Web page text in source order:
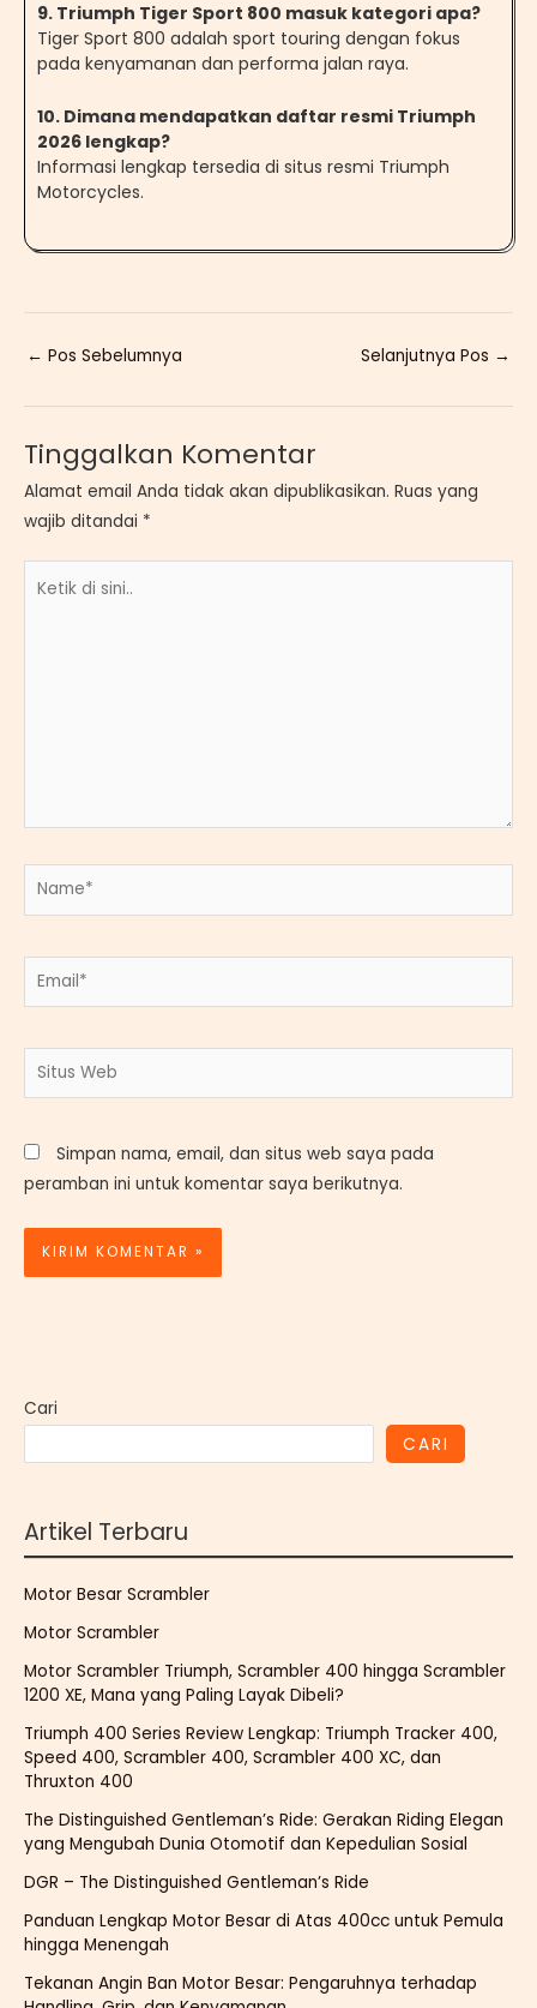
9. Triumph Tiger Sport 800 masuk kategori apa?
Tiger Sport 800 adalah sport touring dengan fokus
pada kenyamanan dan performa jalan raya.
10. Dimana mendapatkan daftar resmi Triumph
2026 lengkap?
Informasi lengkap tersedia di situs resmi Triumph
Motorcycles.
← Pos Sebelumnya Selanjutnya Pos →
Tinggalkan Komentar
Alamat email Anda tidak akan dipublikasikan. Ruas yang
wajib ditandai *
Name*
Email*
Situs
Web
Simpan nama, email, dan situs web saya pada
peramban ini untuk komentar saya berikutnya.
Cari
CARI
Artikel Terbaru
Motor Besar Scrambler
Motor Scrambler
Motor Scrambler Triumph, Scrambler 400 hingga Scrambler
1200 XE, Mana yang Paling Layak Dibeli?
Triumph 400 Series Review Lengkap: Triumph Tracker 400,
Speed 400, Scrambler 400, Scrambler 400 XC, dan
Thruxton 400
The Distinguished Gentleman’s Ride: Gerakan Riding Elegan
yang Mengubah Dunia Otomotif dan Kepedulian Sosial
DGR – The Distinguished Gentleman’s Ride
Panduan Lengkap Motor Besar di Atas 400cc untuk Pemula
hingga Menengah
Tekanan Angin Ban Motor Besar: Pengaruhnya terhadap